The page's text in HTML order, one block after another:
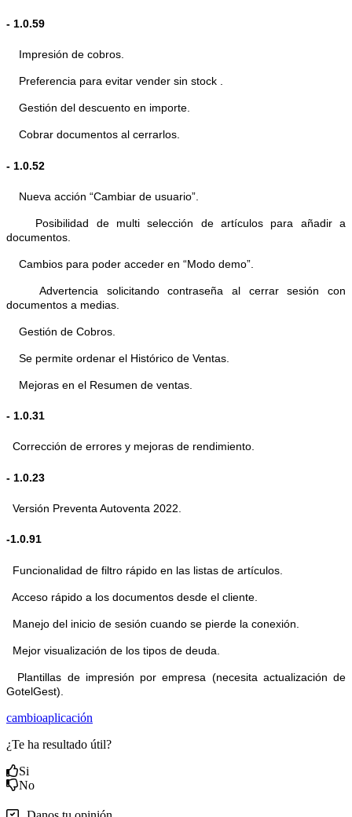
- 1.0.59
Impresión de cobros.
Preferencia para evitar vender sin stock .
Gestión del descuento en importe.
Cobrar documentos al cerrarlos.
- 1.0.52
Nueva acción “Cambiar de usuario”.
Posibilidad de multi selección de artículos para añadir a
documentos.
Cambios para poder acceder en “Modo demo”.
Advertencia solicitando contraseña al cerrar sesión con
documentos a medias.
Gestión de Cobros.
Se permite ordenar el Histórico de Ventas.
Mejoras en el Resumen de ventas.
- 1.0.31
Corrección de errores y mejoras de rendimiento.
- 1.0.23
Versión Preventa Autoventa 2022.
-1.0.91
Funcionalidad de filtro rápido en las listas de artículos.
Acceso rápido a los documentos desde el cliente.
Manejo del inicio de sesión cuando se pierde la conexión.
Mejor visualización de los tipos de deuda.
Plantillas de impresión por empresa (necesita actualización de
GotelGest).
cambioaplicación
¿Te ha resultado útil?
Si
No